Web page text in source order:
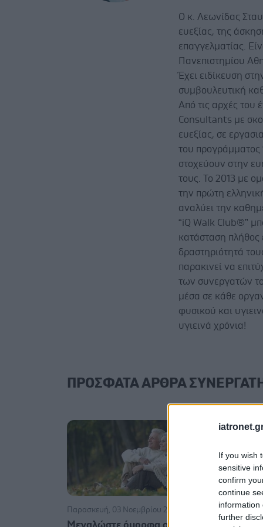
If you wish
sensitive
confirm
continue
information
further
Ο κ. Λεωνίδας
ευεξίας, της
επαγγελματίας.
Πανεπιστημίου
Έχει ειδίκευση
συμβουλευτική
Από τις αρχές του
Consultants με
ευεξίας, σε
του προγράμματος
στοχεύουν στην
τους. Το 2013 με
την πρώτη
αναλύει την
“iQ Walk Club®”
κατάσταση πλήθος
δραστηριότητά
παρακινεί να
των συνεργατών
μέσα σε κάθε
φυσικού και
υγιεινά χρόνια!
ΠΡΟΣΦΑΤΑ ΑΡΘΡΑ ΣΥΝΕΡΓΑΤΗ
Παρασκευή, 03 Νοεμβρίου 2017 Τρίτη, 21